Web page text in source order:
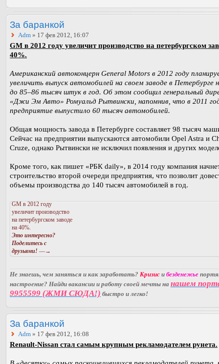
За баранкой
Adm » 17 фев 2012, 16:07
GM в 2012 году увеличит производство на петербургском
40%.
Американский автоконцерн General Motors в 2012 году
увеличить выпуск автомобилей на своем заводе в Петербурге
до 85–86 тысяч штук в год. Об этом сообщил генеральный
«Джи Эм Авто» Ромуальд Рытвински, напомнив, что в 2011
предприятие выпустило 60 тысяч автомобилей.
Общая мощность завода в Петербурге составляет 98 тысяч
Сейчас на предприятии выпускаются автомобили Opel Astra и
Cruze, однако Рытвински не исключил появления и других
Кроме того, как пишет «РБК daily», в 2014 году компания
строительство второй очереди предприятия, что позволит
объемы производства до 140 тысяч автомобилей в год.
GM в 2012 году
увеличит производство
на петербургском заводе
на 40%.
Это интересно?
Поделитесь с
друзьями! —→
Не знаешь, чем заняться и как заработать? Кризис и безденежье
настроение? Найди вакансии и работу своей мечты на нашем
9955599 (ЖМИ СЮДА!) быстро и легко!
За баранкой
Adm » 17 фев 2012, 16:08
Renault-Nissan стал самым крупным рекламодателем рунета.